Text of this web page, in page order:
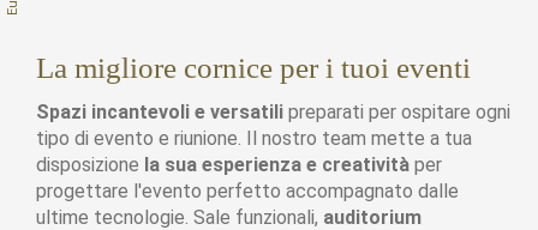
La migliore cornice per i tuoi eventi
Spazi incantevoli e versatili preparati per ospitare ogni
tipo di evento e riunione. Il nostro team mette a tua
disposizione la sua esperienza e creatività per
progettare l'evento perfetto accompagnato dalle
ultime tecnologie. Sale funzionali, auditorium